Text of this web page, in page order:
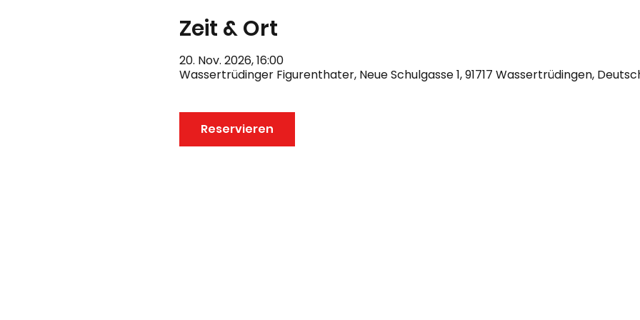
Zeit & Ort
20. Nov. 2026, 16:00
Wassertrüdinger Figurenthater, Neue Schulgasse 1, 91717 Wassertrüdingen,
Reservieren